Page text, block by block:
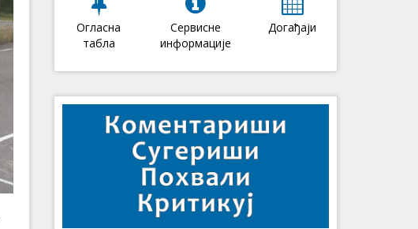
Огласна
табла
Сервисне
информације
Догађаји